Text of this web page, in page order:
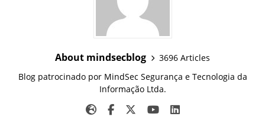
About mindsecblog
3696 Articles
Blog patrocinado por MindSec Segurança e Tecnologia da
Informação Ltda.